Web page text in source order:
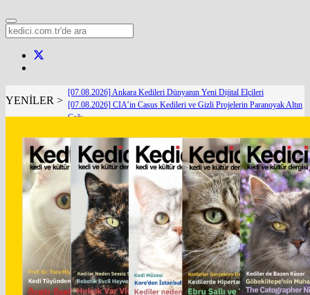
YENİLER >
[07.08.2026] Ankara Kedileri Dünyanın Yeni Dijital Elçileri
[07.08.2026] CIA’in Casus Kedileri ve Gizli Projelerin Paranoyak Altın
Çağı
[06.08.2026] Van İpekyolu Belediyesi Veteriner İşleri Müdürlüğü Ekiplerinden Örnek
Uygulama
[06.08.2026] Yaşlı Kedilerde Gizli Tehlike: Hipertansiyon
[05.08.2026] Bir Hayat Kurtarmak Bir Hayat Kurtarmaktır
[05.08.2026] KEDİ REFAHINDA YENİ BİR DÖNEM: SECURECAT TÜRKİYE’YE
GELİYOR
[04.08.2026] The Catographer Nils Jacobi : Dünyanın En Ünlü Kedi Fotoğrafçısı ile Özel
[03.08.2026] Kedilerde Kronik Böbrek Hastalığında Yeni Dönem: IRIS 2026 Gerçekten
Neyi Değiştirdi?
[03.08.2026] O Gittiğinde Evden Sadece Bir Nefes Gitmiyor